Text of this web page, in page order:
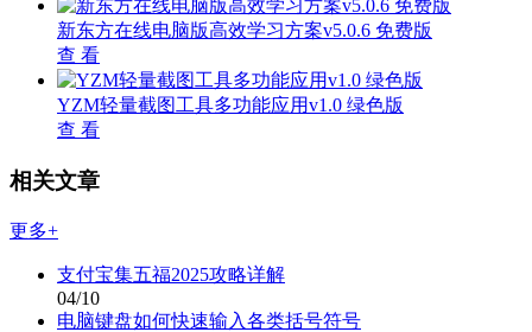
新东方在线电脑版高效学习方案v5.0.6 免费版
查 看
YZM轻量截图工具多功能应用v1.0 绿色版
查 看
相关文章
更多+
支付宝集五福2025攻略详解
04/10
电脑键盘如何快速输入各类括号符号